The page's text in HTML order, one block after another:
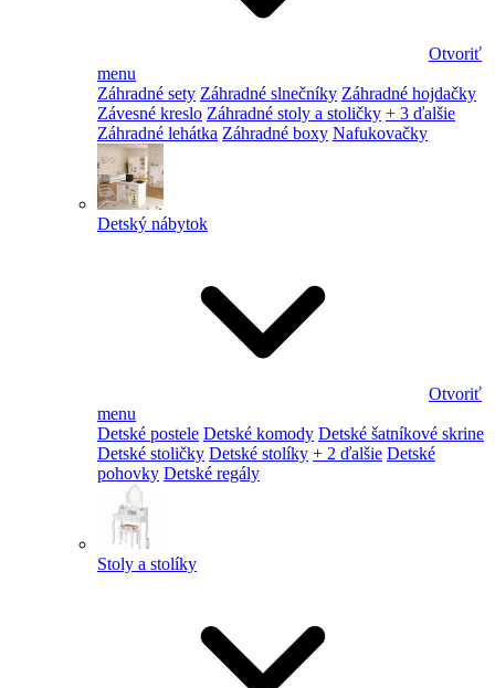
Otvoriť
menu
Záhradné sety Záhradné slnečníky Záhradné hojdačky
Závesné kreslo Záhradné stoly a stoličky + 3 ďalšie
Záhradné lehátka Záhradné boxy Nafukovačky
Detský nábytok
Otvoriť
menu
Detské postele Detské komody Detské šatníkové skrine
Detské stoličky Detské stolíky + 2 ďalšie Detské
pohovky Detské regály
Stoly a stolíky